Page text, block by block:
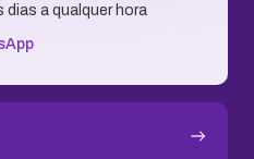
a qualquer hora